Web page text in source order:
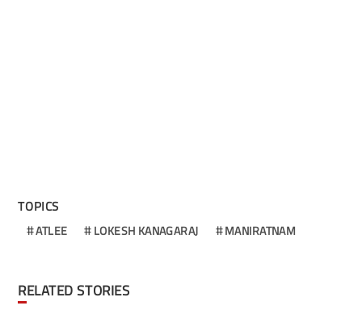
TOPICS
ATLEE LOKESH KANAGARAJ MANIRATNAM
RELATED STORIES